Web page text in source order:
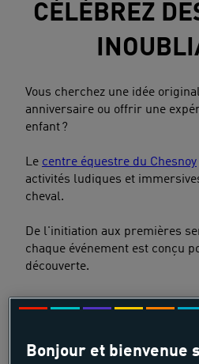
CÉLÉBREZ
Vous cherchez une idée
anniversaire ou offrir une
enfant ?
Le centre équestre du Chesnoy
activités ludiques et
cheval.
De l'initiation aux premières
chaque événement est conçu
découverte.
Bonjour et bienvenue